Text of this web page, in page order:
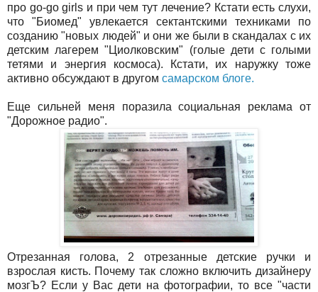
про go-go girls и при чем тут лечение? Кстати есть слухи,
что "Биомед" увлекается сектантскими техниками по
созданию "новых людей" и они же были в скандалах с их
детским лагерем "Циолковским" (голые дети с голыми
тетями и энергия космоса). Кстати, их наружку тоже
активно обсуждают в другом самарском блоге.
Еще сильней меня поразила социальная реклама от
"Дорожное радио".
Отрезанная голова, 2 отрезанные детские ручки и
взрослая кисть. Почему так сложно включить дизайнеру
мозгЪ? Если у Вас дети на фотографии, то все "части